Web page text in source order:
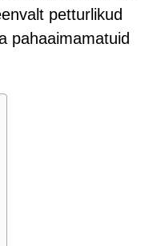
petturlikud
pahaaimamatuid